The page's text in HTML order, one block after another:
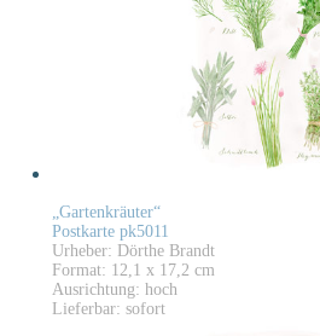
„Gartenkräuter“
Postkarte pk5011
Urheber: Dörthe Brandt
Format: 12,1 x 17,2 cm
Ausrichtung: hoch
Lieferbar: sofort